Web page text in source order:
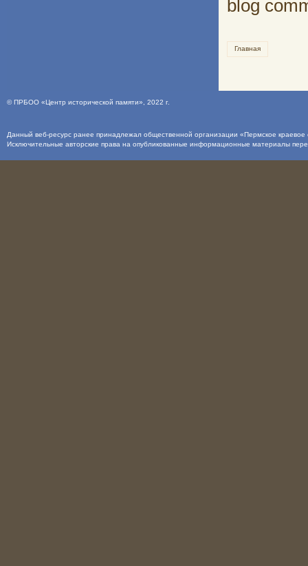
blog
Главная
©ПРБОО «Центр исторической памяти» , 2022 г.
Данный веб-ресурс ранее принадлежал общественной организации «Пермское
Исключительные авторские права на опубликованные информационные материалы